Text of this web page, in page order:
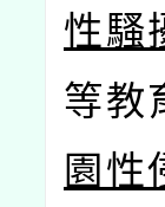
性騷
等教
園性